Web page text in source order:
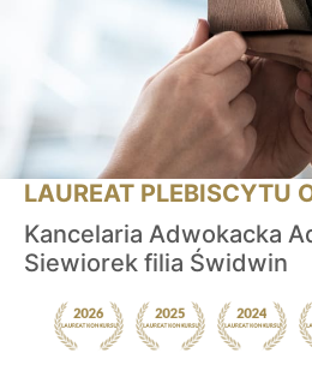
LAUREAT PLEBISCYTU
Kancelaria Adwokacka
Siewiorek filia Świdwin